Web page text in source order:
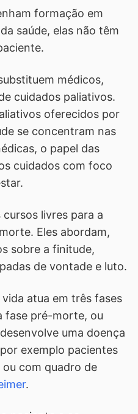
formação em
saúde, elas não têm
médicos,
cuidados paliativos.
oferecidos por
se concentram nas
o papel das
cuidados com foco
livres para a
Eles abordam,
sobre a finitude,
de vontade e luto.
atua em três fases
fase pré-morte, ou
uma doença
exemplo pacientes
com quadro de
.